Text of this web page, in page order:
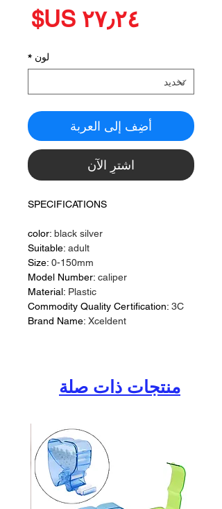
لون *
أضِف إلى العربة
اشترِ الآن
SPECIFICATIONS
color: black silver
Suitable: adult
Size: 0-150mm
Model Number: caliper
Material: Plastic
Commodity Quality Certification: 3C
Brand Name: Xceldent
منتجات ذات صلة